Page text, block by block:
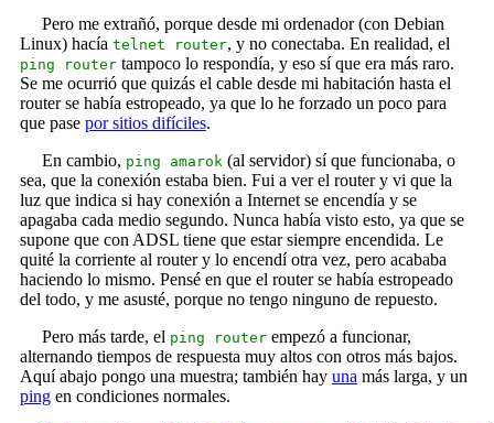
Pero me extrañó, porque desde mi ordenador (con Debian
Linux) hacía telnet router, y no conectaba. En realidad, el
ping routertampoco lo respondía, y eso sí que era más raro.
Se me ocurrió que quizás el cable desde mi habitación hasta el
router se había estropeado, ya que lo he forzado un poco para
que pase por sitios difíciles.
En cambio, ping amarok(al servidor) sí que funcionaba, o
sea, que la conexión estaba bien. Fui a ver el router y vi que la
luz que indica si hay conexión a Internet se encendía y se
apagaba cada medio segundo. Nunca había visto esto, ya que se
supone que con ADSL tiene que estar siempre encendida. Le
quité la corriente al router y lo encendí otra vez, pero acababa
haciendo lo mismo. Pensé en que el router se había estropeado
del todo, y me asusté, porque no tengo ninguno de repuesto.
Pero más tarde, el ping routerempezó a funcionar,
alternando tiempos de respuesta muy altos con otros más bajos.
Aquí abajo pongo una muestra; también hay unamás larga, y un
pingen condiciones normales.